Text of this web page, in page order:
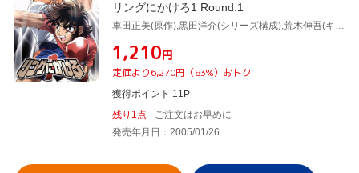
リングにかけろ1 Round.1
車田正美(原作),黒田洋介(シリーズ構成),荒木伸吾(キャラクターデザイン),飯島由樹子(美術デザイン),高嶺竜児:森田成一,高嶺菊:田中理恵,剣崎順:置鮎龍太郎,香取石松:草尾毅
¥1,210円
定価より6,270円（83%）おトク
獲得ポイント 11P
残り1点
ご注文はお早めに
発売年月日：2005/01/26